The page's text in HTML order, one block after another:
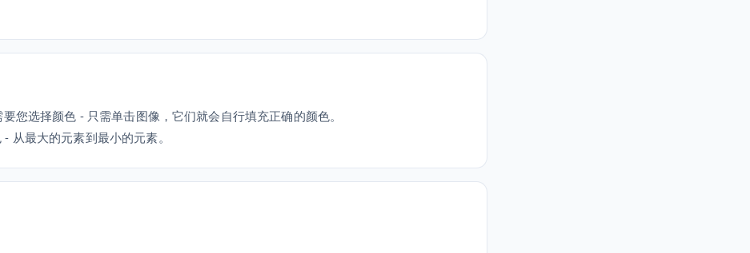
您选择颜色 - 只需单击图像，它们就会自行填充正确的颜色。
从最大的元素到最小的元素。